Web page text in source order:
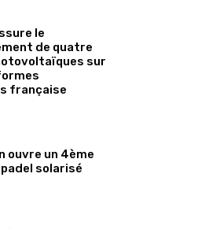
le
de quatre
sur
française
ouvre un 4ème
solarisé